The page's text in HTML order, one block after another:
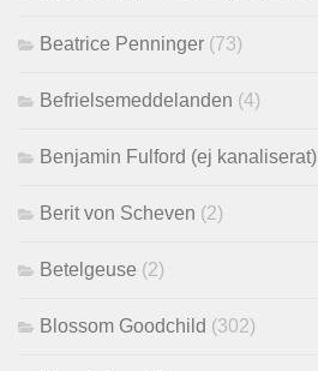
Beatrice Penninger (73)
Befrielsemeddelanden (4)
Benjamin Fulford (ej kanaliserat)
Berit von Scheven (2)
Betelgeuse (2)
Blossom Goodchild (302)